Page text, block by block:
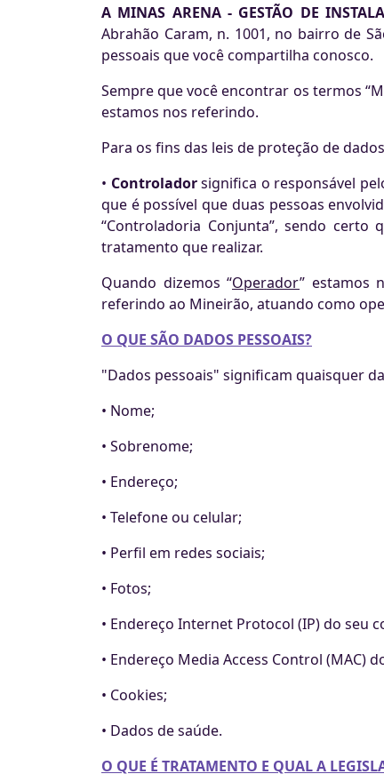
A MINAS ARENA - GESTÃO DE
Abrahão Caram, n. 1001, no bairro de
pessoais que você compartilha conosco.
Sempre que você encontrar os termos
estamos nos referindo.
Para os fins das leis de proteção de
• Controladorsignifica o responsável
que é possível que duas pessoas
“Controladoria Conjunta”, sendo
tratamento que realizar.
Quando dizemos “Operador” estamos
referindo ao Mineirão, atuando como
O QUE SÃO DADOS PESSOAIS?
"Dados pessoais" significam quaisquer
• Nome;
• Sobrenome;
• Endereço;
• Telefone ou celular;
• Perfil em redes sociais;
• Fotos;
• Endereço Internet Protocol (IP) do seu
• Endereço Media Access Control (MAC)
• Cookies;
• Dados de saúde.
O QUE É TRATAMENTO E QUAL A